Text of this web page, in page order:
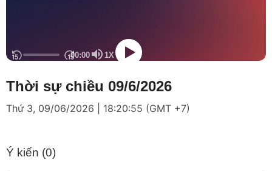
Thời sự chiều 09/6/2026
Thứ 3, 09/06/2026 | 18:20:55 (GMT +7)
Ý kiến (0)